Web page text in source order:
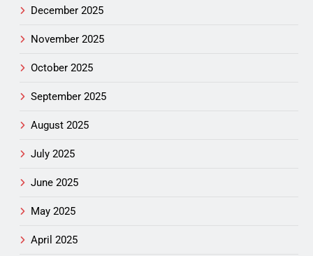
December 2025
November 2025
October 2025
September 2025
August 2025
July 2025
June 2025
May 2025
April 2025